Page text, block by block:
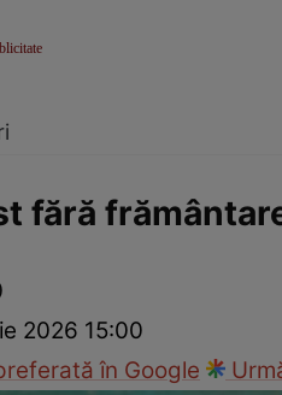
fără
2026 15:00
în Google